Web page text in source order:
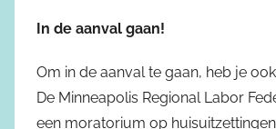
In de aanval gaan!
Om in de aanval te gaan, heb je
De Minneapolis Regional Labor
een moratorium op